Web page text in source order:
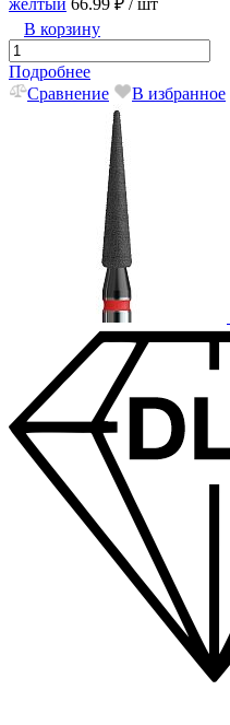
желтый 66.99 ₽ / шт
В корзину
Подробнее
Сравнение
В избранное